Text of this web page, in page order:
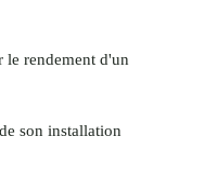
rendement d'un
son installation